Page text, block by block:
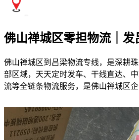
佛山禅城区零担物流｜发
佛山禅城区到吕梁物流专线，是深耕
部区域，天天定时发车、干线直达、
流等全链条物流服务，是佛山禅城区